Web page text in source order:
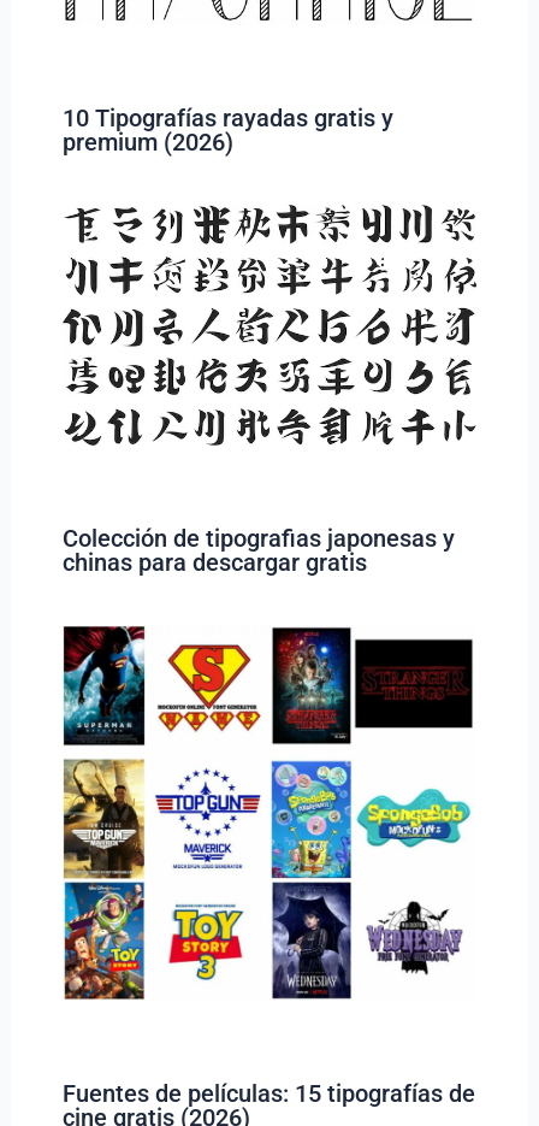
10 Tipografías rayadas gratis y
premium (2026)
Colección de tipografias japonesas y
chinas para descargar gratis
Fuentes de películas: 15 tipografías de
cine gratis (2026)